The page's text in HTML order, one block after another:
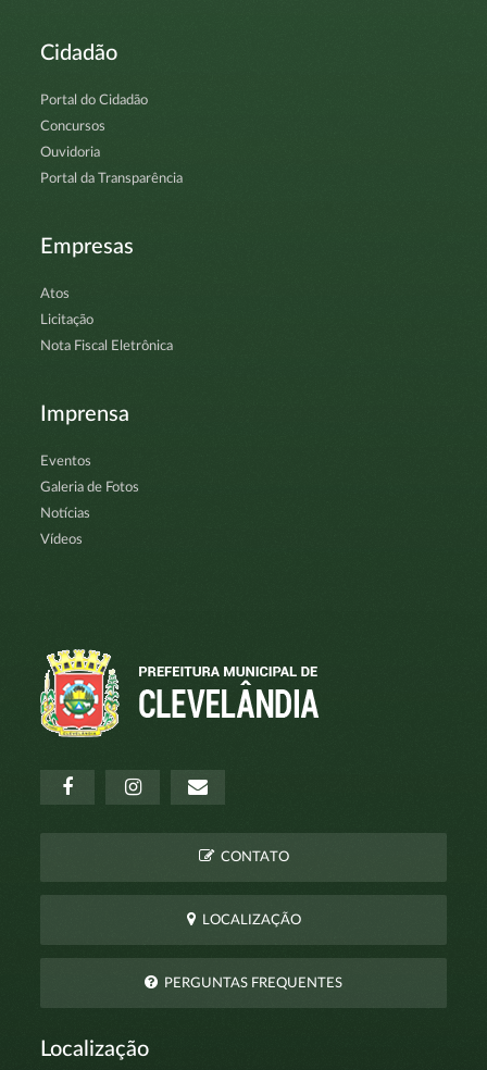
Cidadão
Portal do Cidadão
Concursos
Ouvidoria
Portal da Transparência
Empresas
Atos
Licitação
Nota Fiscal Eletrônica
Imprensa
Eventos
Galeria de Fotos
Notícias
Vídeos
CONTATO
LOCALIZAÇÃO
PERGUNTAS FREQUENTES
Localização